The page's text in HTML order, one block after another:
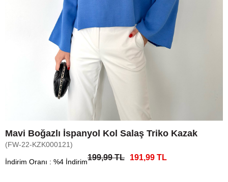
Mavi Boğazlı İspanyol Kol Salaş Triko Kazak
(FW-22-KZK000121)
İndirim Oranı : %4 İndirim199,99 TL 191,99 TL